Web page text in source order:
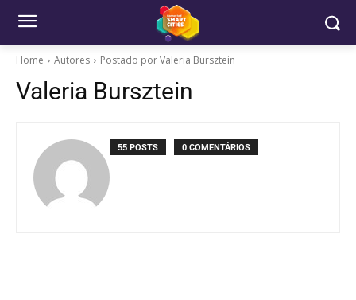
Home Autores Postado por Valeria Bursztein
Valeria Bursztein
55 POSTS 0 COMENTÁRIOS